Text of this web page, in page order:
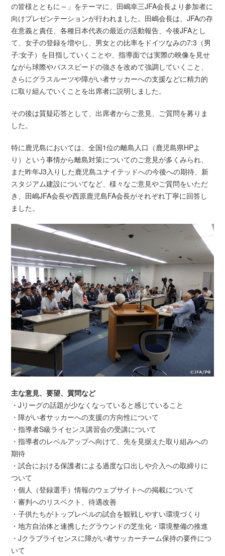
の皆様とともに～」をテーマに、田嶋幸三JFA会長より参加者に
向けプレゼンテーションが行われました。田嶋会長は、JFAの存
在意義と責任、各種日本代表の最近の活動報告、今後JFAとし
て、女子の登録を増やし、男女との比率をドイツなみの7:3（男
子:女子）を目指していくことや、指導面では実際の映像を見せ
ながら球際やパススピードの強さを改めて強調していくこと、
さらにグラスルーツや障がい者サッカーへの支援などに精力的
に取り組んでいくことを出席者に説明しました。
その後は質疑応答として、出席者からご意見、ご質問を募りま
した。
特に鹿児島においては、全国1位の離島人口（鹿児島県HPよ
り）という事情から離島対策についてのご意見が多くみられ、
また昨年J3入りした鹿児島ユナイテッドへの今後への期待、新
スタジアム建設についてなど、様々なご意見やご質問をいただ
き、田嶋JFA会長や西原鹿児島FA会長がそれぞれ丁寧に回答し
ました。
主な意見、要望、質問など
・Jリーグの話題が少なくなっていると感じていること
・障がい者サッカーへの支援の方向性について
・指導者S級ライセンス講習会の受講について
・指導者のレベルアップへ向けて、先を見据えた取り組みへの
期待
・試合における保護者による過度な口出しや介入への取締りに
ついて
・個人（登録選手）情報のウェブサイトへの掲載について
・審判へのリスペクト、待遇改善
・子供たちがトップレベルの試合を観戦しやすい環境づくり
・地方自治体と連携したグラウンドの芝生化・環境整備の推進
・Jクラブライセンスに障がい者サッカーチーム保持の要件につ
いて